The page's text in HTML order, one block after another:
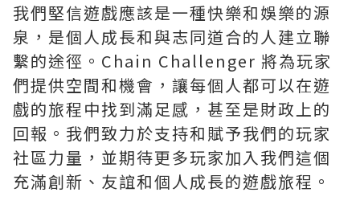
我們堅信遊戲應該是一種快樂和娛樂的源
泉，是個人成長和與志同道合的人建立聯
繫的途徑。Chain Challenger 將為玩家
們提供空間和機會，讓每個人都可以在遊
戲的旅程中找到滿足感，甚至是財政上的
回報。我們致力於支持和賦予我們的玩家
社區力量，並期待更多玩家加入我們這個
充滿創新、友誼和個人成長的遊戲旅程。